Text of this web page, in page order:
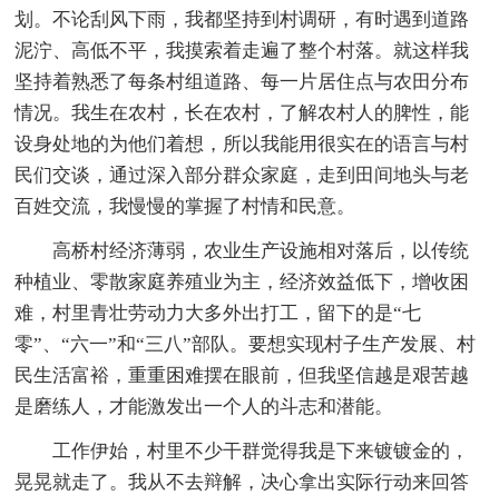
划。不论刮风下雨，我都坚持到村调研，有时遇到道路
泥泞、高低不平，我摸索着走遍了整个村落。就这样我
坚持着熟悉了每条村组道路、每一片居住点与农田分布
情况。我生在农村，长在农村，了解农村人的脾性，能
设身处地的为他们着想，所以我能用很实在的语言与村
民们交谈，通过深入部分群众家庭，走到田间地头与老
百姓交流，我慢慢的掌握了村情和民意。
高桥村经济薄弱，农业生产设施相对落后，以传统
种植业、零散家庭养殖业为主，经济效益低下，增收困
难，村里青壮劳动力大多外出打工，留下的是“七
零”、“六一”和“三八”部队。要想实现村子生产发展、村
民生活富裕，重重困难摆在眼前，但我坚信越是艰苦越
是磨练人，才能激发出一个人的斗志和潜能。
工作伊始，村里不少干群觉得我是下来镀镀金的，
晃晃就走了。我从不去辩解，决心拿出实际行动来回答